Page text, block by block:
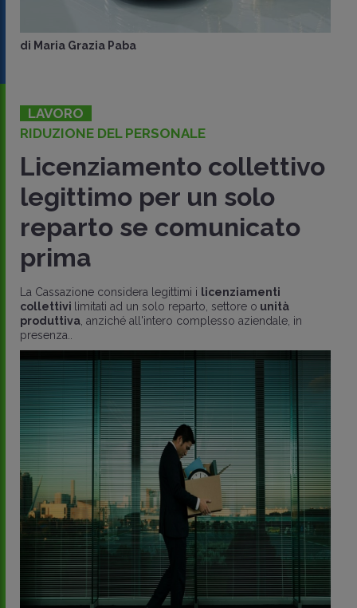
di Maria Grazia Paba
LAVORO
RIDUZIONE DEL PERSONALE
Licenziamento collettivo
legittimo per un solo
reparto se comunicato
prima
La Cassazione considera legittimi i licenziamenti
collettivi limitati ad un solo reparto, settore o unità
produttiva, anziché all'intero complesso aziendale, in
presenza..